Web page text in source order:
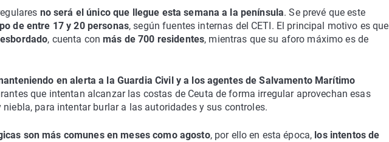
no será el único que llegue esta semana a la península. Se prevé que este
de entre 17 y 20 personas, según fuentes internas del CETI. El principal motivo es que
, cuenta conmás de 700 residentes, mientras que su aforo máximo es de
en alerta a la Guardia Civil y a los agentes de Salvamento Marítimo
que intentan alcanzar las costas de Ceuta de forma irregular aprovechan esas
niebla, para intentar burlar a las autoridades y sus controles.
son más comunes en meses como agosto, por ello en esta época, los intentos de